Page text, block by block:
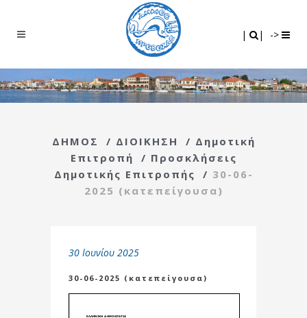
| | ->
ΔΗΜΟΣ / ΔΙΟΙΚΗΣΗ / Δημοτική
Επιτροπή
/ Προσκλήσεις
Δημοτικής Επιτροπής
/ 30-06-
2025 (κατεπείγουσα)
30 Ιουνίου 2025
30-06-2025 (κατεπείγουσα)